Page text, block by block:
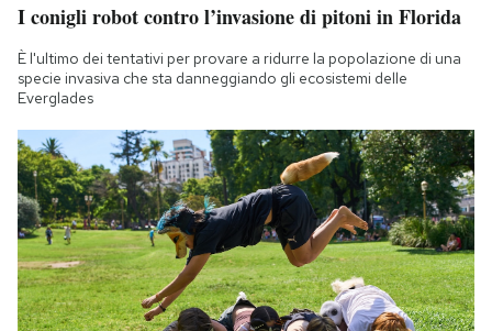
I conigli robot contro l’invasione di pitoni in Florida
È l'ultimo dei tentativi per provare a ridurre la popolazione di una
specie invasiva che sta danneggiando gli ecosistemi delle
Everglades